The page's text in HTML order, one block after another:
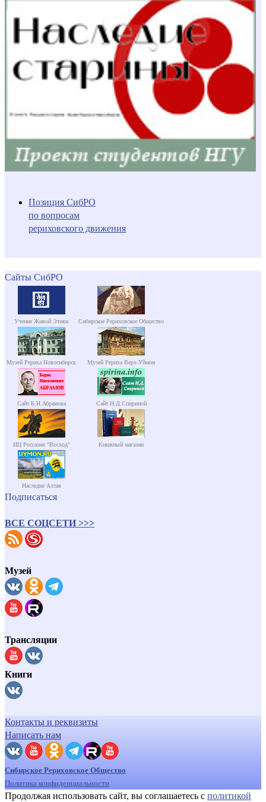
Позиция СибРО
по вопросам
рериховского движения
Сайты СибРО
Учение Живой Этики Сибирское Рериховское Общество
Музей Рериха Новосибирск Музей Рериха Верх-Уймон
Сайт Б.Н.Абрамова Сайт Н.Д.Спириной
ИЦ Россазия "Восход" Книжный магазин
Наследие Алтая
Подписаться
ВСЕ СОЦСЕТИ >>>
Музей
Трансляции
Книги
Контакты и реквизиты
Написать нам
Сибирское Рериховское Общество
Политика конфиденциальности
Продолжая использовать сайт, вы соглашаетесь с политикой